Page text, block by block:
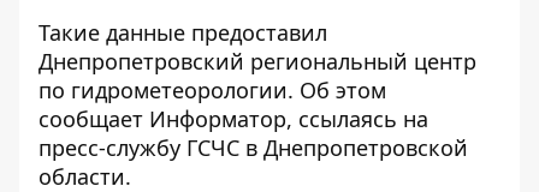
Такие данные предоставил
Днепропетровский региональный центр
по гидрометеорологии. Об этом
сообщает Информатор, ссылаясь на
пресс-службу ГСЧС в Днепропетровской
области.